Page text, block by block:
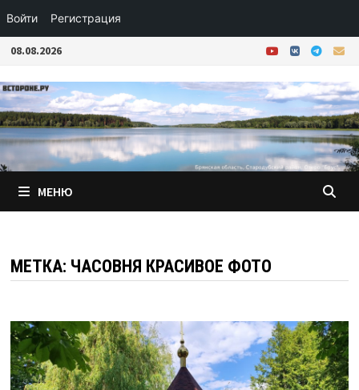
Войти Регистрация
Перейти
содержимому
08.08.2026
МЕНЮ
МЕТКА: ЧАСОВНЯ КРАСИВОЕ ФОТО